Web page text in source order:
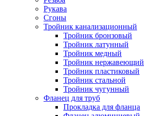
Рукава
Сгоны
Тройник канализационный
Тройник бронзовый
Тройник латунный
Тройник медный
Тройник нержавеющий
Тройник пластиковый
Тройник стальной
Тройник чугунный
Фланец для труб
Прокладка для фланца